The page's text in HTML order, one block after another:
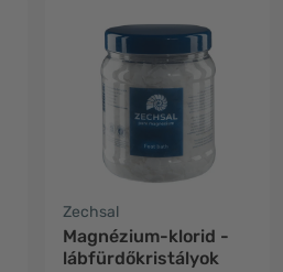
Zechsal
Magnézium-klorid -
lábfürdőkristályok